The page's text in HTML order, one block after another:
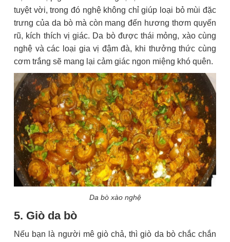
tuyệt vời, trong đó nghệ không chỉ giúp loại bỏ mùi đặc
trưng của da bò mà còn mang đến hương thơm quyến
rũ, kích thích vị giác. Da bò được thái mỏng, xào cùng
nghệ và các loại gia vị đậm đà, khi thưởng thức cùng
cơm trắng sẽ mang lại cảm giác ngon miệng khó quên.
Da bò xào nghệ
5. Giò da bò
Nếu bạn là người mê giò chả, thì giò da bò chắc chắn